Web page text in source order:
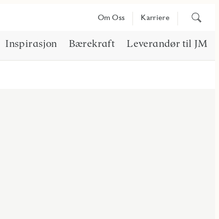
Om Oss Karriere
Søk
Inspirasjon Bærekraft Leverandør til JM